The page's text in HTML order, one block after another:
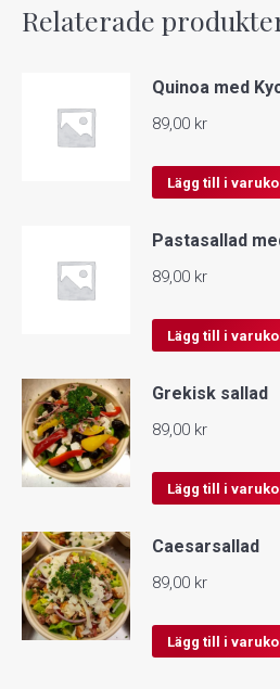
Relaterade
Quinoa med
89,00 kr
Lägg till i
Pastasallad
89,00 kr
Lägg till i
Grekisk sallad
89,00 kr
Lägg till i
Caesarsallad
89,00 kr
Lägg till i